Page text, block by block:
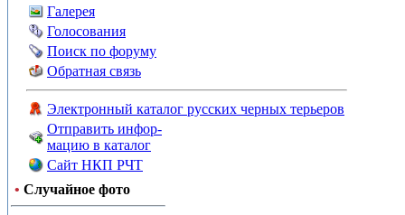
Галерея
Голосования
Поиск по форуму
Обратная связь
Электронный каталог русских черных терьеров
Отправить инфор-
мацию в каталог
Сайт НКП РЧТ
• Случайное фото